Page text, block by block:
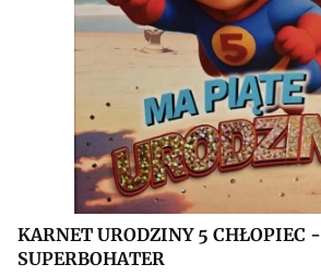
KARNET URODZINY 5 CHŁOPIEC -
SUPERBOHATER